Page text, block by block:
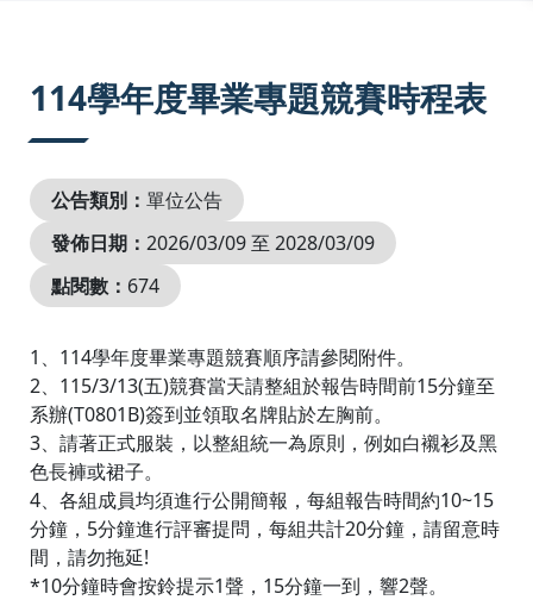
114學年度畢業專題競賽時程表
公告類別： 單位公告
發佈日期： 2026/03/09 至 2028/03/09
點閱數： 674
1、114學年度畢業專題競賽順序請參閱附件。
2、115/3/13(五)競賽當天請整組於報告時間前15分鐘至
系辦(T0801B)簽到並領取名牌貼於左胸前。
3、請著正式服裝，以整組統一為原則，例如白襯衫及黑
色長褲或裙子。
4、各組成員均須進行公開簡報，每組報告時間約10~15
分鐘，5分鐘進行評審提問，每組共計20分鐘，請留意時
間，請勿拖延!
*10分鐘時會按鈴提示1聲，15分鐘一到，響2聲。